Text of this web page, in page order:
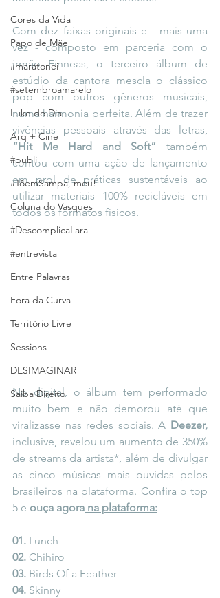
Cores da Vida
Papo de Mãe
#maratonei
#setembroamarelo
Luke do Dia
Arq + Cine
#publi
#TôemSampa, meu!
Coluna do Vasques
#DescomplicaLara
#entrevista
Entre Palavras
Fora da Curva
Território Livre
Sessions
DESIMAGINAR
Saiba Direito
Com dez faixas originais e - mais uma
vez - composto em parceria com o
irmão Finneas, o terceiro álbum de
estúdio da cantora mescla o clássico
pop com outros gêneros musicais,
numa harmonia perfeita. Além de trazer
“Hit Me Hard and Soft” também
contou com uma ação de lançamento
em prol de práticas sustentáveis ao
utilizar materiais 100% recicláveis em
todos os formatos físicos.
No digital, o álbum tem performado
muito bem e não demorou até que
viralizasse nas redes sociais. A
inclusive, revelou um aumento de 350%
de streams da artista*, além de divulgar
as cinco músicas mais ouvidas pelos
brasileiros na plataforma. Confira o top
5 e ouça agora na plataforma:
01. Lunch
02. Chihiro
03. Birds Of a Feather
04. Skinny